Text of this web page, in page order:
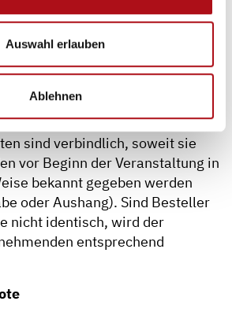
Auswahl erlauben
Ablehnen
den Online-Zugang
sperren, bis der Besteller alle
Hausordnungen
an den jeweiligen
sind verbindlich, soweit sie
vor Beginn der Veranstaltung in
bekannt gegeben werden
oder Aushang). Sind Besteller
nicht identisch, wird der
entsprechend